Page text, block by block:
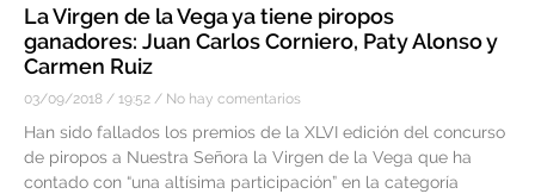
La Virgen de la Vega ya tiene piropos
ganadores: Juan Carlos Corniero, Paty Alonso y
Carmen Ruiz
03/09/2018 19:52 No hay comentarios
Han sido fallados los premios de la XLVI edición del concurso
de piropos a Nuestra Señora la Virgen de la Vega que ha
contado con “una altísima participación” en la categoría